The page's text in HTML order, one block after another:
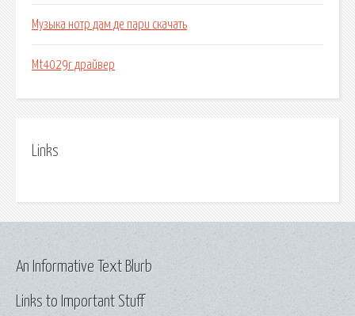
Музыка нотр дам де пари скачать
Mt4029r драйвер
Links
Links to Important Stuff
An Informative Text Blurb